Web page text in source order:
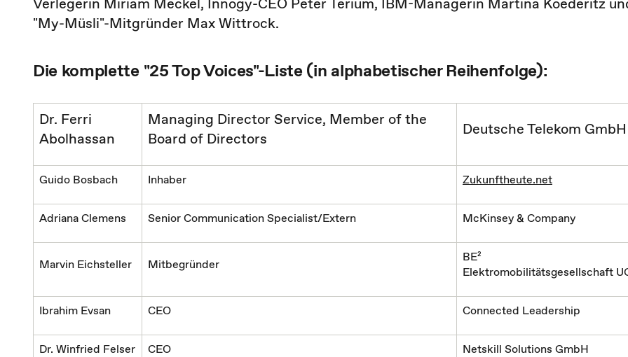
"My-Müsli"-Mitgründer Max Wittrock.
Die komplette "25 Top Voices"-Liste (in alphabetischer Reihenfolge):
Dr. Ferri
Abolhassan
Managing Director Service, Member of the
Board of Directors
Deutsche Telekom GmbH
Guido Bosbach Inhaber Zukunftheute.net
Adriana Clemens Senior Communication Specialist/Extern McKinsey & Company
Marvin Eichsteller Mitbegründer
BE²
Elektromobilitätsgesellschaft
Ibrahim Evsan CEO Connected Leadership
Dr. Winfried Felser CEO Netskill Solutions GmbH